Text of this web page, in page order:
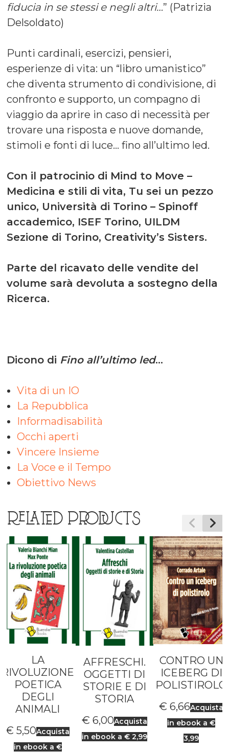
fiducia in se stessi e negli altri…” (Patrizia
Delsoldato)
Punti cardinali, esercizi, pensieri,
esperienze di vita: un “libro umanistico”
che diventa strumento di condivisione, di
confronto e supporto, un compagno di
viaggio da aprire in caso di necessità per
trovare una risposta e nuove domande,
stimoli e fonti di luce… fino all’ultimo led.
Con il patrocinio di Mind to Move –
Medicina e stili di vita, Tu sei un pezzo
unico, Università di Torino – Spinoff
accademico, ISEF Torino, UILDM
Sezione di Torino, Creativity’s Sisters.
Parte del ricavato delle vendite del
volume sarà devoluta a sostegno della
Ricerca.
Dicono di Fino all’ultimo led…
Vita di un IO
La Repubblica
Informadisabilità
Occhi aperti
Vincere Insieme
La Voce e il Tempo
Obiettivo News
RELATED PRODUCTS
LA
RIVOLUZIONE
POETICA
DEGLI
ANIMALI
€ 5,50Acquista
in ebook a €
AFFRESCHI.
OGGETTI DI
STORIE E DI
STORIA
€ 6,00Acquista
in ebook a € 2,99
CONTRO UN
ICEBERG DI
POLISTIROLO
€ 6,66Acquista
in ebook a €
3,99